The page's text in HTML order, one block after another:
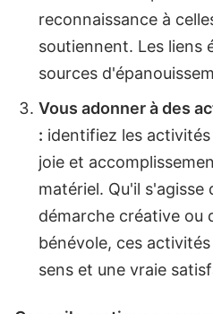
reconnaissance à
soutiennent. Les liens
sources
Vous adonner à des
: identifiez les
joie et
matériel. Qu'il s'agisse
démarche créative ou
bénévole, ces
sens et une vraie